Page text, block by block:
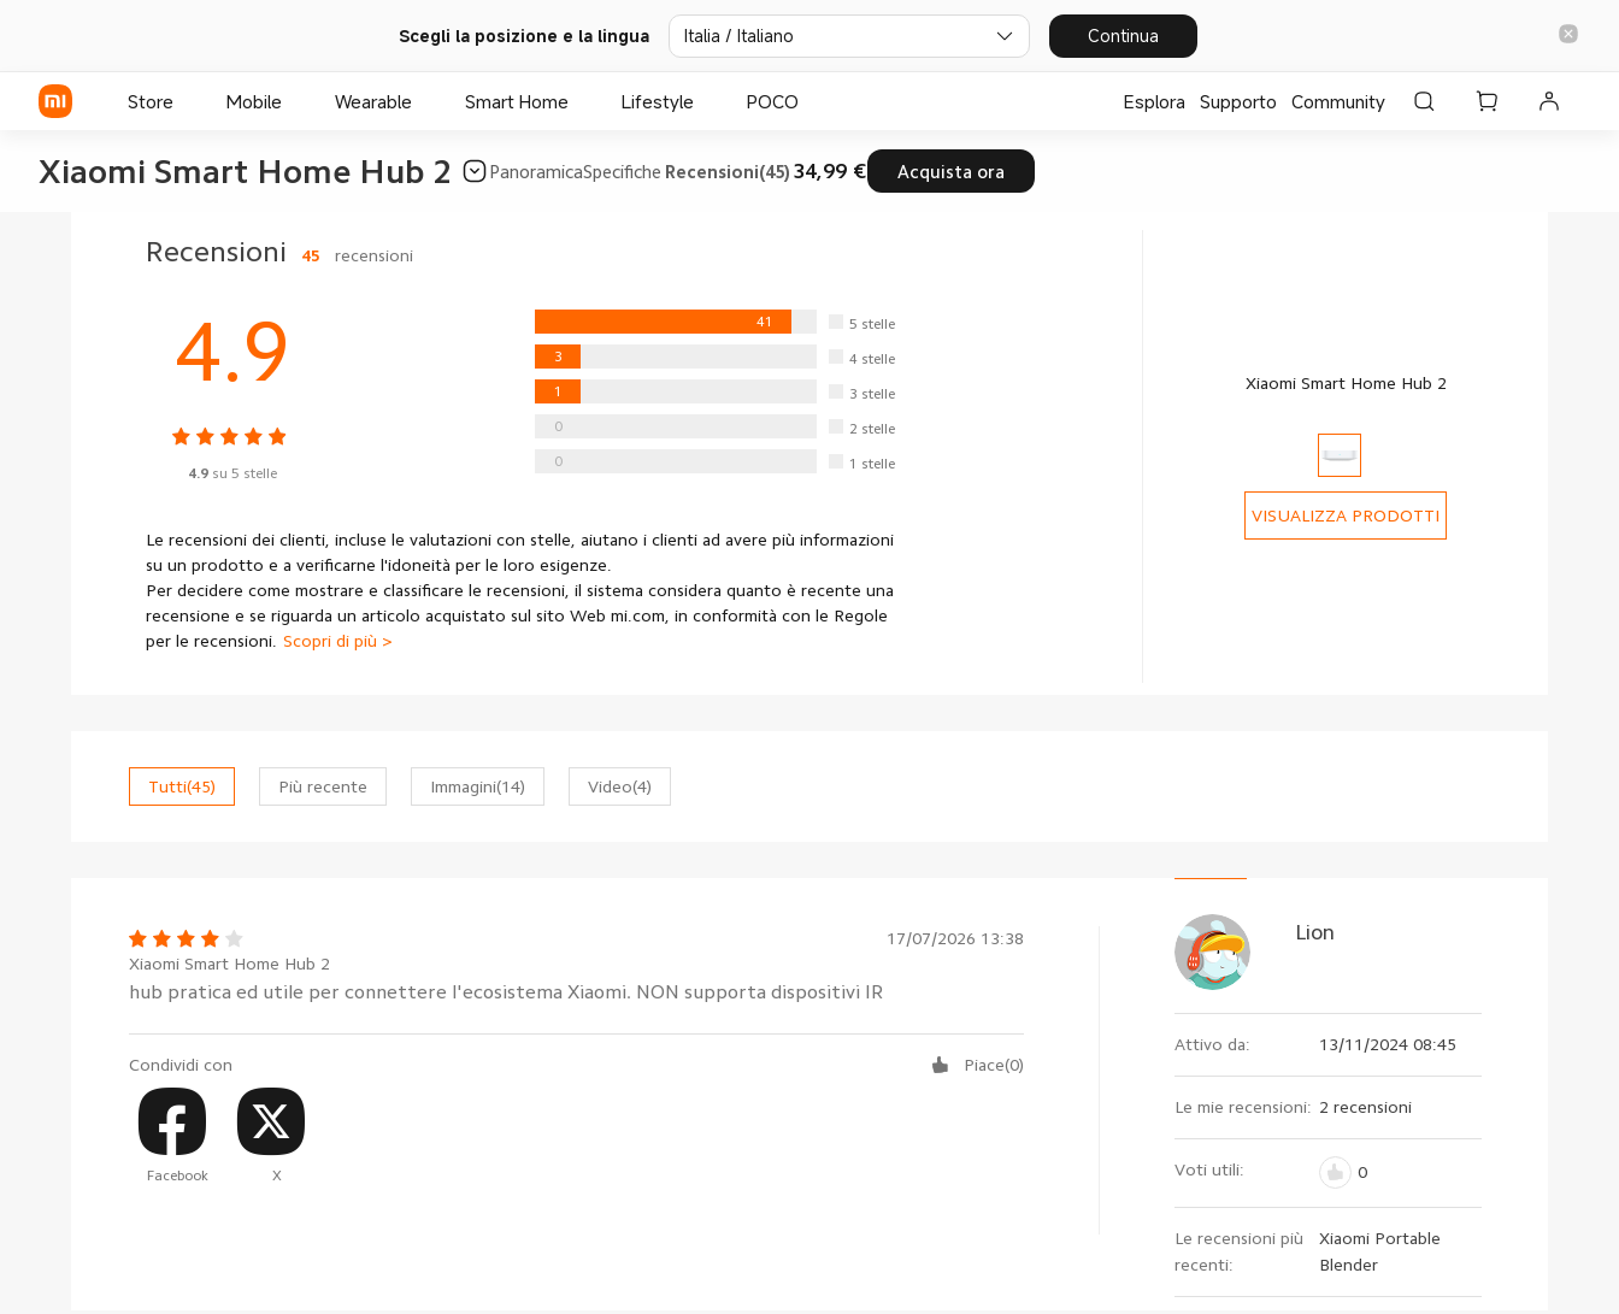
Scegli la posizione e la lingua Italia / Italiano Continua
Store Mobile Wearable Smart Home Lifestyle POCO Esplora Supporto Community
PanoramicaSpecifiche Recensioni(45) 34,99 € Acquista ora
Recensioni 45 recensioni
4.9
4.9 su 5 stelle
41 5 stelle
3 4 stelle
1 3 stelle
0 2 stelle
0 1 stelle
Le recensioni dei clienti, incluse le valutazioni con stelle, aiutano i clienti ad avere più informazioni
su un prodotto e a verificarne l'idoneità per le loro esigenze.
Per decidere come mostrare e classificare le recensioni, il sistema considera quanto è recente una
recensione e se riguarda un articolo acquistato sul sito Web mi.com, in conformità con le Regole
per le recensioni.
Scopri di più >
Xiaomi Smart Home Hub 2
VISUALIZZA PRODOTTI
Tutti(45) Più recente Immagini(14) Video(4)
17/07/2026 13:38
Xiaomi Smart Home Hub 2
hub pratica ed utile per connettere l'ecosistema Xiaomi. NON supporta dispositivi IR
Condividi con
Facebook X
Piace(0)
Lion
Attivo da: 13/11/2024 08:45
Le mie recensioni: 2 recensioni
Voti utili: 0
Le recensioni più
recenti:
Xiaomi Portable
Blender